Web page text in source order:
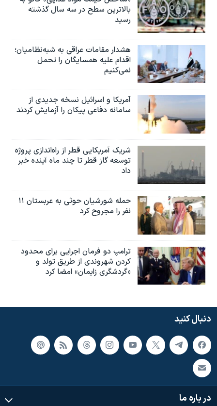
بالاترین سطح در سه سال گذشته
رسید
هشدار مقامات عراقی به شبه‌نظامیان؛
اقدام علیه همسایگان را تحمل
نمی‌کنیم
آمریکا و اسرائیل نسخه جدیدی از
سامانه دفاعی پیکان را آزمایش کردند
شریک آمریکایی قطر از راه‌اندازی پروژه
توسعه گاز قطر تا چند ماه آینده خبر
داد
حمله شورشیان حوثی به عربستان ۱۱
نفر را مجروح کرد
ترامپ دو فرمان اجرایی برای محدود
کردن شهروندی از طریق تولد و
«گردشگری زایمان» امضا کرد
دنبال کنید
در باره ما